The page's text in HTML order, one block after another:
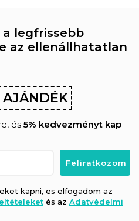
a legfrissebb
az ellenállhatatlan
és 5% kedvezményt kap
kapni, es elfogadom az
és az Adatvédelmi